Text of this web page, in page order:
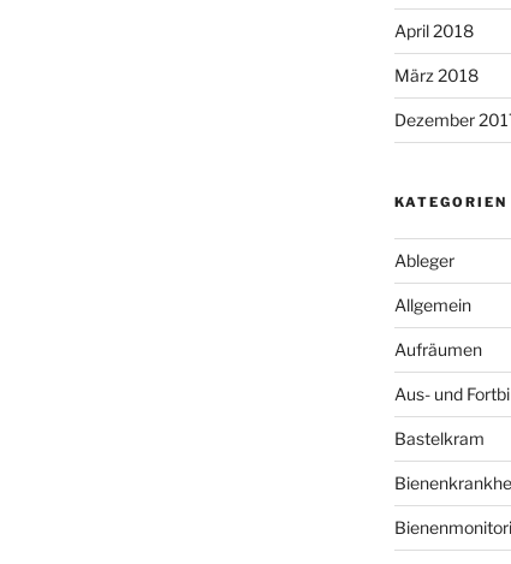
April 2018
März 2018
Dezember
KATEGORIEN
Ableger
Allgemein
Aufräumen
Aus- und
Bastelkram